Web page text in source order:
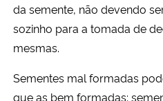
da semente, não devendo
sozinho para a tomada de
mesmas.
Sementes mal formadas
que as bem formadas;